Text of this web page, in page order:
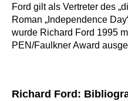
Ford gilt als Vertreter des
Roman „Independence
wurde Richard Ford 1995
PEN/Faulkner Award
Richard Ford: